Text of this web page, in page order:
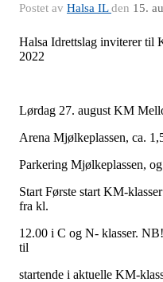
Postet av Halsa ILden 15.
Halsa Idrettslag inviterer til
2022
Lørdag 27. august KM
Arena Mjølkeplassen, ca.
Parkering Mjølkeplassen,
Start Første start KM-
fra kl.
12.00 i C og N- klasser.
til
startende i aktuelle KM-